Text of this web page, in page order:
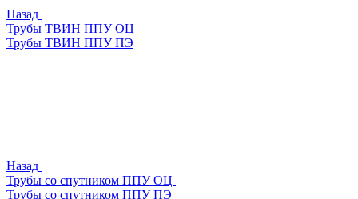
Назад
Трубы ТВИН ППУ ОЦ
Трубы ТВИН ППУ ПЭ
Назад
Трубы со спутником ППУ ОЦ
Трубы со спутником ППУ ПЭ